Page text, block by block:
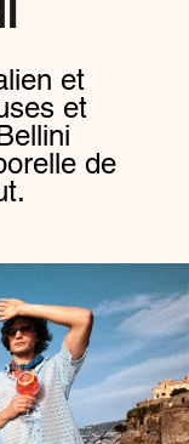
et
et
de